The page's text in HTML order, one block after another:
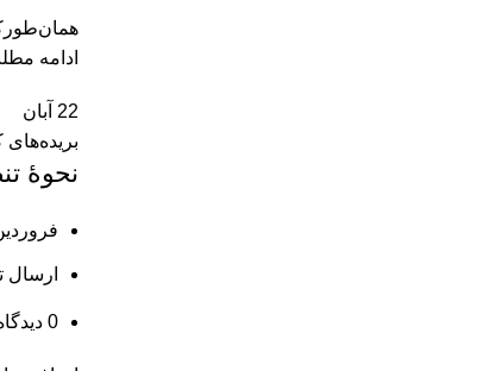
ادامه
22 آبان
بریده‌های
نحوۀ
فروردین 20,
0